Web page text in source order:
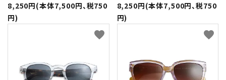
8,250円(本体7,500円、税750
円)
8,250円(本体7,500円、税750
円)
favorite favorite